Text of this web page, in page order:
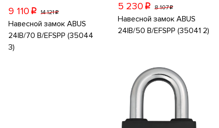
9 110 p 14 121p
Навесной замок ABUS
24IB/70 B/EFSPP (35044
3)
5 230 p 8 107p
Навесной замок ABUS
24IB/50 B/EFSPP (35041 2)